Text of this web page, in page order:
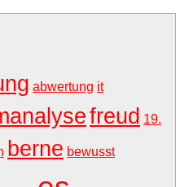
abwertung it
freud 19.
berne bewusst